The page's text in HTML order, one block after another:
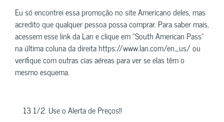
Eu só encontrei essa promoção no site Americano deles, mas
acredito que qualquer pessoa possa comprar. Para saber mais,
acessem esse link da Lan e clique em “South American Pass”
na última coluna da direita https://www.lan.com/en_us/ ou
verifique com outras cias aéreas para ver se elas têm o
mesmo esquema.
13 1/2. Use o Alerta de Preços!!